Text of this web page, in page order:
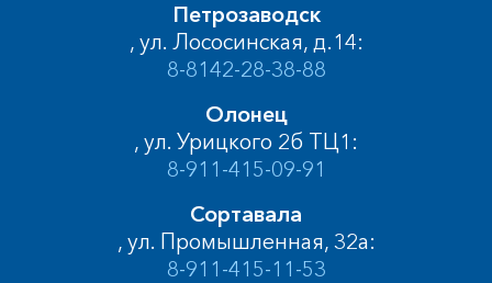
Петрозаводск
, ул. Лососинская, д.14:
8-8142-28-38-88
Олонец
, ул. Урицкого 2б ТЦ1:
8-911-415-09-91
Сортавала
, ул. Промышленная, 32а:
8-911-415-11-53